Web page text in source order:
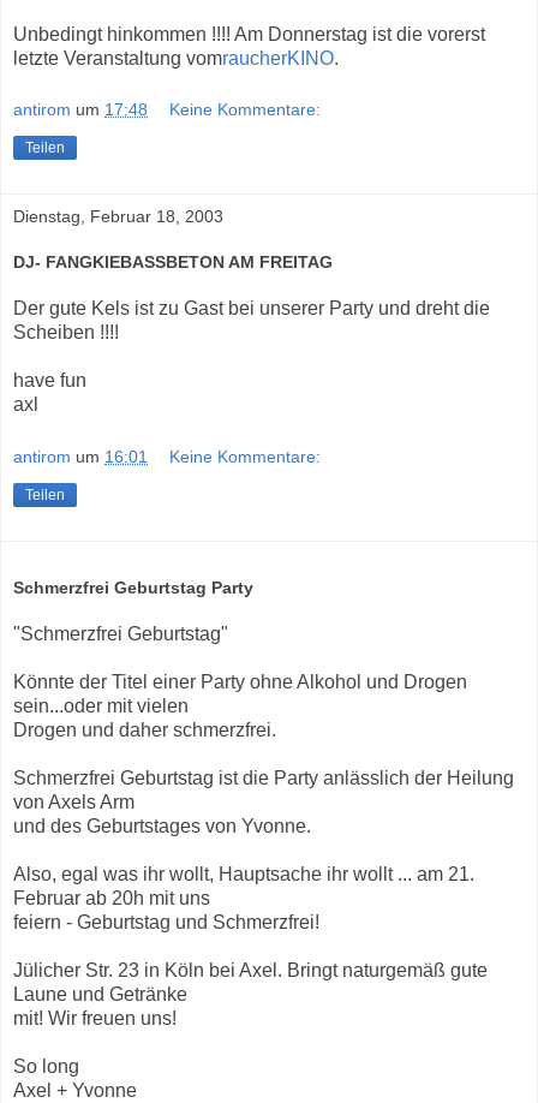
Unbedingt hinkommen !!!! Am Donnerstag ist die vorerst
letzte Veranstaltung vomraucherKINO.
antirom um 17:48 Keine Kommentare:
Teilen
Dienstag, Februar 18, 2003
DJ- FANGKIEBASSBETON AM FREITAG
Der gute Kels ist zu Gast bei unserer Party und dreht die
Scheiben !!!!
have fun
axl
antirom um 16:01 Keine Kommentare:
Teilen
Schmerzfrei Geburtstag Party
"Schmerzfrei Geburtstag"
Könnte der Titel einer Party ohne Alkohol und Drogen
sein...oder mit vielen
Drogen und daher schmerzfrei.
Schmerzfrei Geburtstag ist die Party anlässlich der Heilung
von Axels Arm
und des Geburtstages von Yvonne.
Also, egal was ihr wollt, Hauptsache ihr wollt ... am 21.
Februar ab 20h mit uns
feiern - Geburtstag und Schmerzfrei!
Jülicher Str. 23 in Köln bei Axel. Bringt naturgemäß gute
Laune und Getränke
mit! Wir freuen uns!
So long
Axel + Yvonne